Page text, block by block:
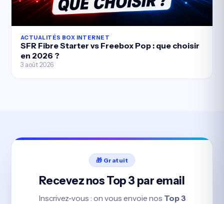
ACTUALITÉS BOX INTERNET
SFR Fibre Starter vs Freebox Pop : que choisir
en 2026 ?
3 août 2026
🎁 Gratuit
Recevez nos Top 3 par email
Inscrivez-vous : on vous envoie nos Top 3